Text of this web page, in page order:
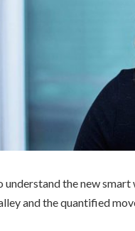
understand the new
and the quantified